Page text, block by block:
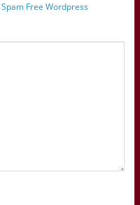
Spam Free Wordpress